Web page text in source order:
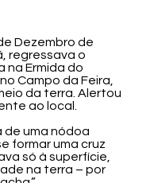
Dezembro de
regressava o
na Ermida do
Campo da Feira,
da terra. Alertou
ao local.
de uma nódoa
formar uma cruz
só à superfície,
na terra – por